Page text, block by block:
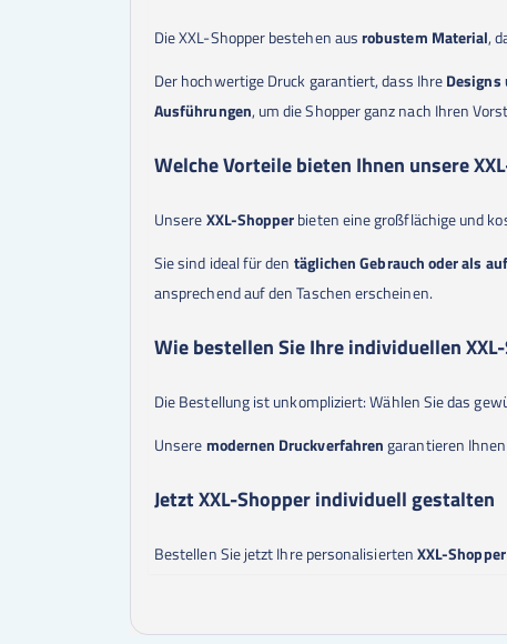
Die XXL-Shopper bestehen ausrobustem Material,
Der hochwertige Druck garantiert, dass IhreDesigns
Ausführungen, um die Shopper ganz nach Ihren
Welche Vorteile bieten Ihnen unsere
UnsereXXL-Shopperbieten eine großflächige und
Sie sind ideal für den täglichen Gebrauch oder als
ansprechend auf den Taschen erscheinen.
Wie bestellen Sie Ihre individuellen
Die Bestellung ist unkompliziert: Wählen Sie das
Unseremodernen Druckverfahrengarantieren
Jetzt XXL-Shopper individuell gestalten
Bestellen Sie jetzt Ihre personalisiertenXXL-Shopper